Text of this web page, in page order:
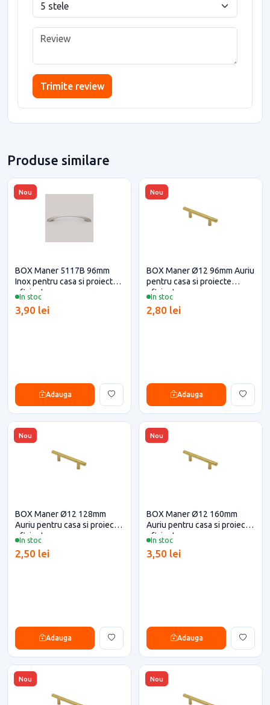
Trimite review
Produse similare
Nou
In stoc
BOX Maner 5117B 96mm
Inox pentru casa si proiecte
eficiente
3,90 lei
Adauga
Nou
In stoc
BOX Maner Ø12 96mm Auriu
pentru casa si proiecte
eficiente
2,80 lei
Adauga
Nou
In stoc
BOX Maner Ø12 128mm
Auriu pentru casa si proiecte
eficiente
2,50 lei
Adauga
Nou
In stoc
BOX Maner Ø12 160mm
Auriu pentru casa si proiecte
eficiente
3,50 lei
Adauga
Nou Nou